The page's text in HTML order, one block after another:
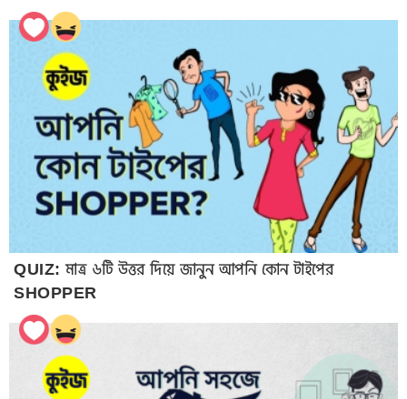
QUIZ: মাত্র ৬টি উত্তর দিয়ে জানুন আপনি কোন টাইপের
SHOPPER